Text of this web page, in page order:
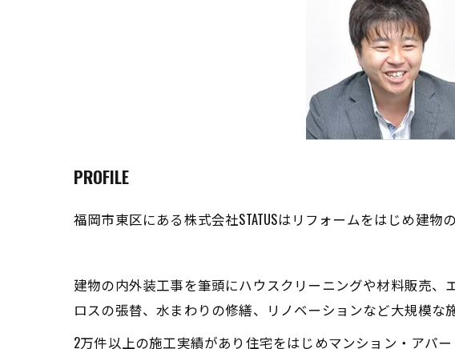
PROFILE
福岡市東区にある株式会社STATUSはリフォームをはじめ建
建物の内外装工事を筆頭にハウスクリーニングや材料販売
ロスの張替、水まわりの修繕、リノベーションなど大規模
2万件以上の施工実績があり住宅をはじめマンション・アパ